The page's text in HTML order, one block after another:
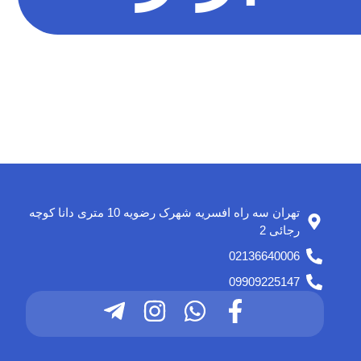
تهران سه راه افسریه شهرک رضویه 10 متری دانا کوچه
رجائی 2
02136640006
09909225147